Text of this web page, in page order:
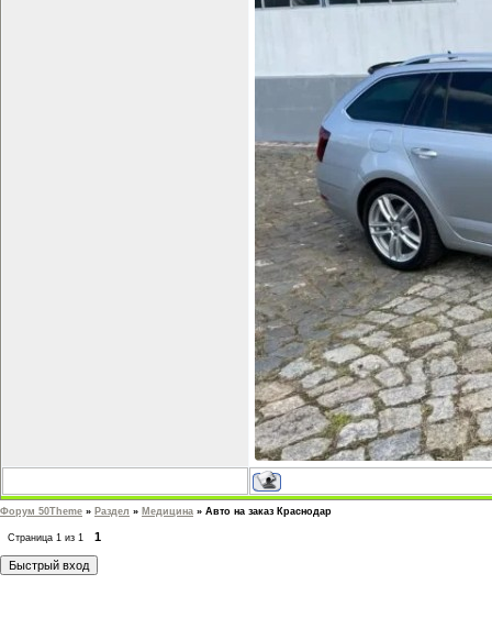
Форум 50Theme » Раздел » Медицина » Авто на заказ Краснодар
Страница 1 из 1 1